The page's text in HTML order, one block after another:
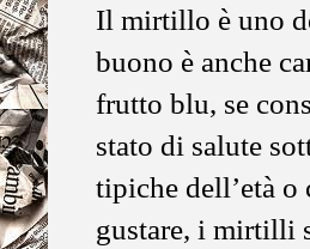
Il mirtillo è uno
buono è anche
frutto blu, se
stato di salute
tipiche dell’età o
gustare, i mirtilli